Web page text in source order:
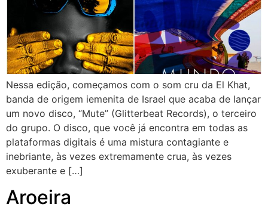
Nessa edição, começamos com o som cru da El Khat,
banda de origem iemenita de Israel que acaba de lançar
um novo disco, “Mute” (Glitterbeat Records), o terceiro
do grupo. O disco, que você já encontra em todas as
plataformas digitais é uma mistura contagiante e
inebriante, às vezes extremamente crua, às vezes
exuberante e […]
Aroeira